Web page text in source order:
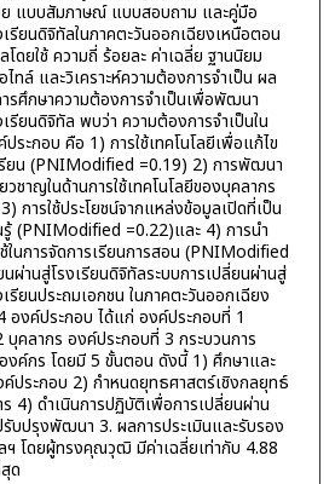
ย แบบสัมภาษณ์ แบบสอบถาม และคู่มือ
รียนดิจิทัลในภาคตะวันออกเฉียงเหนือตอน
โดยใช้ ความถี่ ร้อยละ ค่าเฉลี่ย ฐานนิยม
ทล์ และวิเคราะห์ความต้องการจำเป็น ผล
รศึกษาความต้องการจำเป็นเพื่อพัฒนา
รียนดิจิทัล พบว่า ความต้องการจำเป็นใน
ระกอบ คือ 1) การใช้เทคโนโลยีเพื่อแก้ไข
ยน (PNIModified =0.19) 2) การพัฒนา
ชาญในด้านการใช้เทคโนโลยีของบุคลากร
การใช้ประโยชน์จากแหล่งข้อมูลเปิดที่เป็น
(PNIModified =0.22)และ 4) การนำ
ในการจัดการเรียนการสอน (PNIModified
ผ่านสู่โรงเรียนดิจิทัลระบบการเปลี่ยนผ่านสู่
รียนประถมเอกชน ในภาคตะวันออกเฉียง
องค์ประกอบ ได้แก่ องค์ประกอบที่ 1
คลากร องค์ประกอบที่ 3 กระบวนการ
ค์กร โดยมี 5 ขั้นตอน ดังนี้ 1) ศึกษาและ
ค์ประกอบ 2) กำหนดยุทธศาสตร์เชิงกลยุทธ์
4) ดำเนินการปฏิบัติเพื่อการเปลี่ยนผ่าน
บปรุงพัฒนา 3. ผลการประเมินและรับรอง
ฯ โดยผู้ทรงคุณวุฒิ มีค่าเฉลี่ยเท่ากับ 4.88
ด